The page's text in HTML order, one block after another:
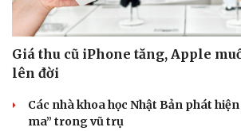
Giá thu cũ iPhone tăng, Apple
lên đời
Các nhà khoa học Nhật Bản phát
ma” trong vũ trụ